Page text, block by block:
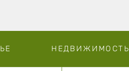
НЕДВИЖИМОСТЬ